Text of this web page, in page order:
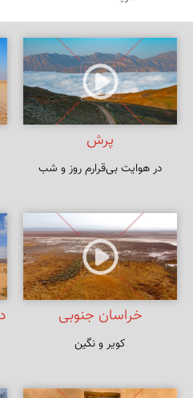
پرش
در هوایت بی‌قرارم روز و شب
خراسان جنوبی
کویر و نگین